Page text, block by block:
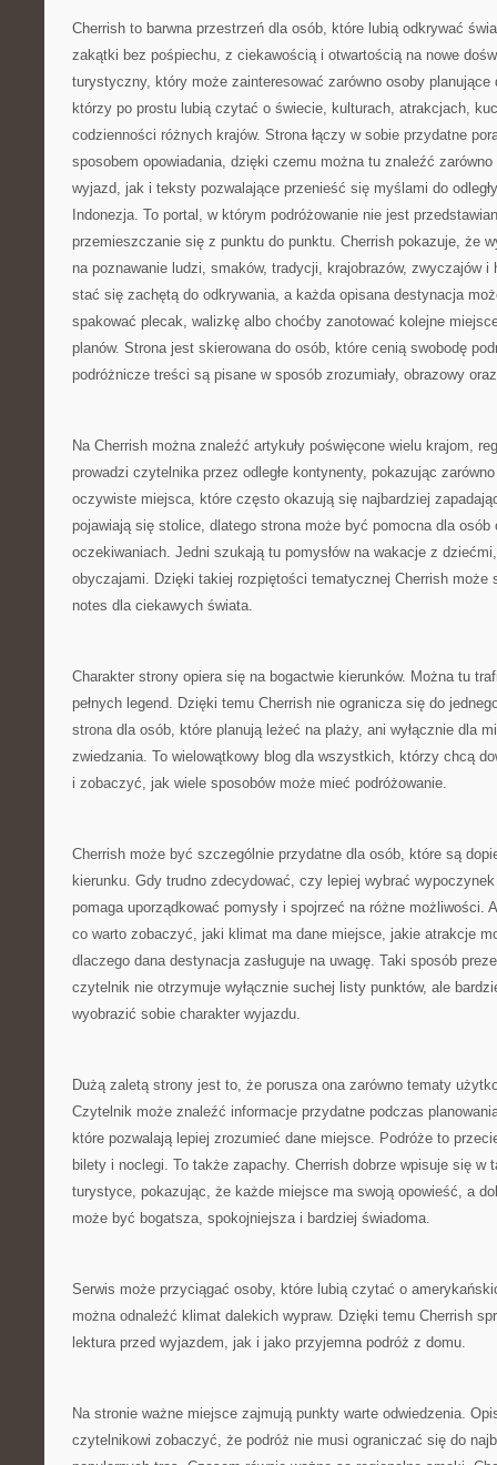
Cherrish to barwna przestrzeń dla osób, które lubią odkrywać
zakątki bez pośpiechu, z ciekawością i otwartością na nowe
turystyczny, który może zainteresować zarówno osoby
którzy po prostu lubią czytać o świecie, kulturach, atrakcjach,
codzienności różnych krajów. Strona łączy w sobie przydatne
sposobem opowiadania, dzięki czemu można tu znaleźć zarówno
wyjazd, jak i teksty pozwalające przenieść się myślami do
Indonezja. To portal, w którym podróżowanie nie jest
przemieszczanie się z punktu do punktu. Cherrish pokazuje, że
na poznawanie ludzi, smaków, tradycji, krajobrazów, zwyczajów
stać się zachętą do odkrywania, a każda opisana destynacja
spakować plecak, walizkę albo choćby zanotować kolejne
planów. Strona jest skierowana do osób, które cenią swobodę
podróżnicze treści są pisane w sposób zrozumiały, obrazowy
Na Cherrish można znaleźć artykuły poświęcone wielu krajom,
prowadzi czytelnika przez odległe kontynenty, pokazując
oczywiste miejsca, które często okazują się najbardziej
pojawiają się stolice, dlatego strona może być pomocna dla osób
oczekiwaniach. Jedni szukają tu pomysłów na wakacje z
obyczajami. Dzięki takiej rozpiętości tematycznej Cherrish może
notes dla ciekawych świata.
Charakter strony opiera się na bogactwie kierunków. Można tu
pełnych legend. Dzięki temu Cherrish nie ogranicza się do
strona dla osób, które planują leżeć na plaży, ani wyłącznie dla
zwiedzania. To wielowątkowy blog dla wszystkich, którzy chcą
i zobaczyć, jak wiele sposobów może mieć podróżowanie.
Cherrish może być szczególnie przydatne dla osób, które są
kierunku. Gdy trudno zdecydować, czy lepiej wybrać
pomaga uporządkować pomysły i spojrzeć na różne możliwości.
co warto zobaczyć, jaki klimat ma dane miejsce, jakie atrakcje
dlaczego dana destynacja zasługuje na uwagę. Taki sposób
czytelnik nie otrzymuje wyłącznie suchej listy punktów, ale
wyobrazić sobie charakter wyjazdu.
Dużą zaletą strony jest to, że porusza ona zarówno tematy
Czytelnik może znaleźć informacje przydatne podczas
które pozwalają lepiej zrozumieć dane miejsce. Podróże to
bilety i noclegi. To także zapachy. Cherrish dobrze wpisuje się w
turystyce, pokazując, że każde miejsce ma swoją opowieść, a
może być bogatsza, spokojniejsza i bardziej świadoma.
Serwis może przyciągać osoby, które lubią czytać o
można odnaleźć klimat dalekich wypraw. Dzięki temu Cherrish
lektura przed wyjazdem, jak i jako przyjemna podróż z domu.
Na stronie ważne miejsce zajmują punkty warte odwiedzenia.
czytelnikowi zobaczyć, że podróż nie musi ograniczać się do